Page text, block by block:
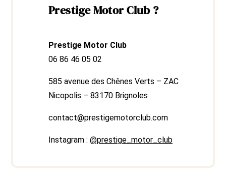
Prestige Motor Club ?
Prestige Motor Club
06 86 46 05 02
585 avenue des Chênes Verts – ZAC
Nicopolis – 83170 Brignoles
contact@prestigemotorclub.com
Instagram : @prestige_motor_club